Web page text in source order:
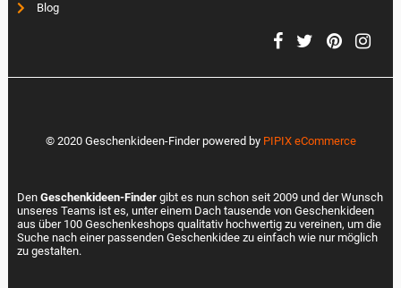
Blog
© 2020 Geschenkideen-Finder powered by PIPIX eCommerce
Den Geschenkideen-Findergibt es nun schon seit 2009 und der Wunsch
unseres Teams ist es, unter einem Dach tausende von Geschenkideen
aus über 100 Geschenkeshops qualitativ hochwertig zu vereinen, um die
Suche nach einer passenden Geschenkidee zu einfach wie nur möglich
zu gestalten.